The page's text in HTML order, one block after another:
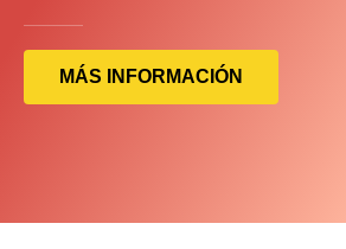
MÁS INFORMACIÓN